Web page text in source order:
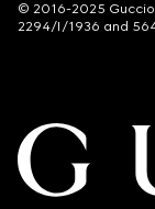
© 2016-2025 Guccio
2294/I/1936 and